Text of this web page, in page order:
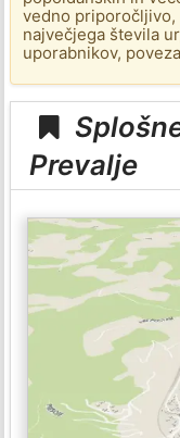
vedno priporočljivo,
največjega števila
uporabnikov,
Prevalje